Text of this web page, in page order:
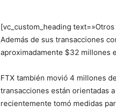
[vc_custom_heading
Además de sus transacciones
aproximadamente $32 millones
FTX también movió 4 millones
transacciones están orientadas
recientemente tomó medidas